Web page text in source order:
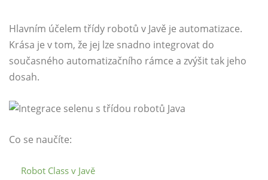
Hlavním účelem třídy robotů v Javě je automatizace.
Krása je v tom, že jej lze snadno integrovat do
současného automatizačního rámce a zvýšit tak jeho
dosah.
Co se naučíte:
Robot Class v Javě